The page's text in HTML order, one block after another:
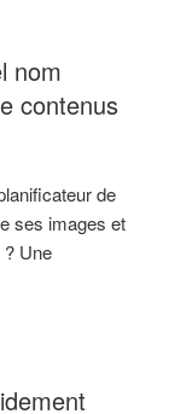
nom
contenus
de
ses images et
Une